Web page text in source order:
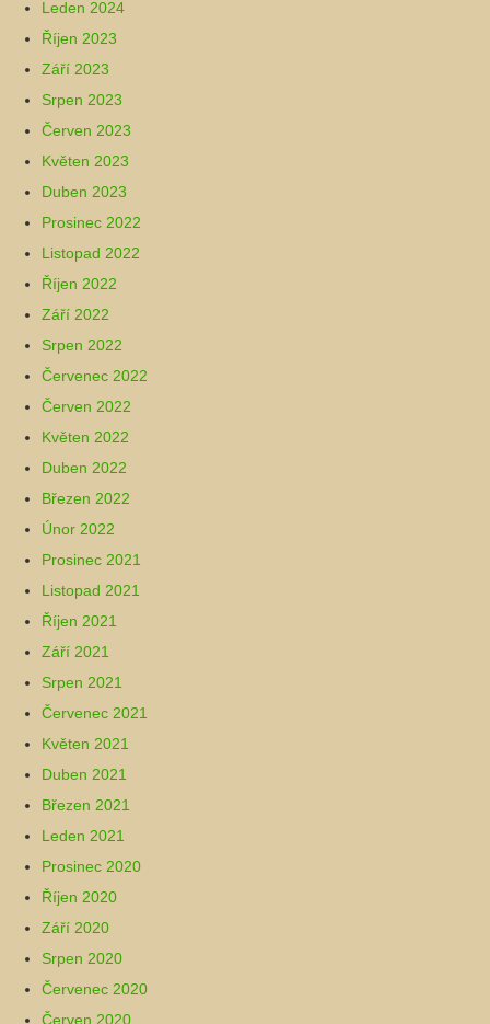
Leden 2024
Říjen 2023
Září 2023
Srpen 2023
Červen 2023
Květen 2023
Duben 2023
Prosinec 2022
Listopad 2022
Říjen 2022
Září 2022
Srpen 2022
Červenec 2022
Červen 2022
Květen 2022
Duben 2022
Březen 2022
Únor 2022
Prosinec 2021
Listopad 2021
Říjen 2021
Září 2021
Srpen 2021
Červenec 2021
Květen 2021
Duben 2021
Březen 2021
Leden 2021
Prosinec 2020
Říjen 2020
Září 2020
Srpen 2020
Červenec 2020
Červen 2020